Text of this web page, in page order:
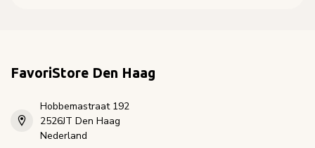
FavoriStore Den Haag
Hobbemastraat 192
2526JT Den Haag
Nederland